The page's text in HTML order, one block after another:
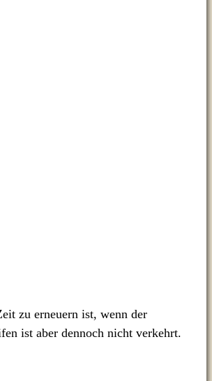
zu erneuern ist, wenn der
ist aber dennoch nicht verkehrt.